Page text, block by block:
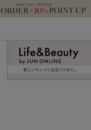
新しいキレイと出合うために。